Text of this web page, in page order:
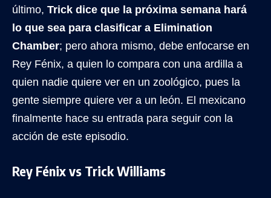
último, Trick dice que la próxima semana hará
lo que sea para clasificar a Elimination
Chamber; pero ahora mismo, debe enfocarse en
Rey Fénix, a quien lo compara con una ardilla a
quien nadie quiere ver en un zoológico, pues la
gente siempre quiere ver a un león. El mexicano
finalmente hace su entrada para seguir con la
acción de este episodio.
Rey Fénix vs Trick Williams